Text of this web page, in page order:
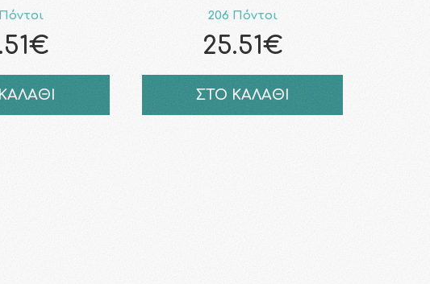
206 Πόντοι
25.51€
ΣΤΟ ΚΑΛΑΘΙ